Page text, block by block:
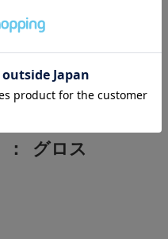
： グロス